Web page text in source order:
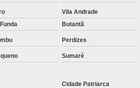
Vila Andrade
Butantã
Perdizes
Sumaré
Cidade Patriarca